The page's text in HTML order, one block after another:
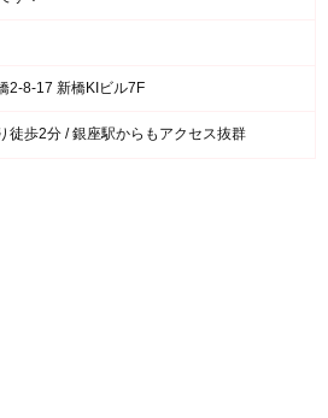
2-8-17 新橋KIビル7F
徒歩2分 / 銀座駅からもアクセス抜群